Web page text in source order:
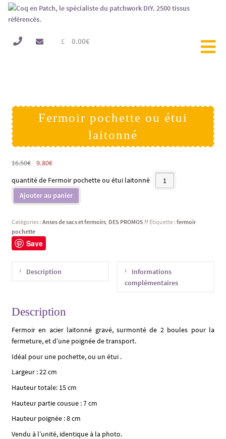
0.00€
Fermoir pochette ou étui
laitonné
16.50€ 9.80€
quantité de Fermoir pochette ou étui laitonné
Ajouter au panier
Catégories : Anses de sacs et fermoirs, DES PROMOS !! Étiquette : fermoir
pochette
Save
Description
Informations
complémentaires
Description
Fermoir en acier laitonné gravé, surmonté de 2 boules pour la
fermeture, et d’une poignée de transport.
Idéal pour une pochette, ou un étui .
Largeur : 22 cm
Hauteur totale: 15 cm
Hauteur partie cousue : 7 cm
Hauteur poignée : 8 cm
Vendu à l’unité, identique à la photo.